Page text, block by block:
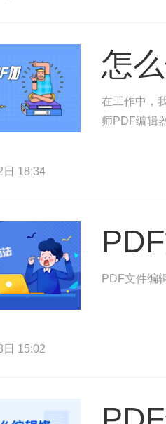
怎
在工作中，
师PDF编辑
日 18:34
PDF文件编
日 15:02